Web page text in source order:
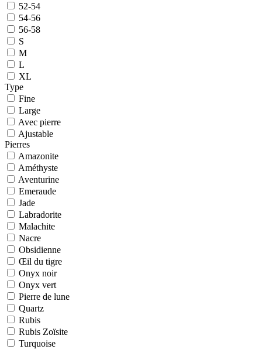
52-54
54-56
56-58
S
M
L
XL
Type
Fine
Large
Avec pierre
Ajustable
Pierres
Amazonite
Améthyste
Aventurine
Emeraude
Jade
Labradorite
Malachite
Nacre
Obsidienne
Œil du tigre
Onyx noir
Onyx vert
Pierre de lune
Quartz
Rubis
Rubis Zoïsite
Turquoise